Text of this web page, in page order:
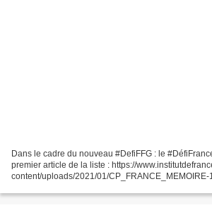
Dans le cadre du nouveau #DefiFFG : le
premier article de la liste : https://
content/uploads/2021/01/CP_FRANCE_MEMOIRE-1-2.pdf Son